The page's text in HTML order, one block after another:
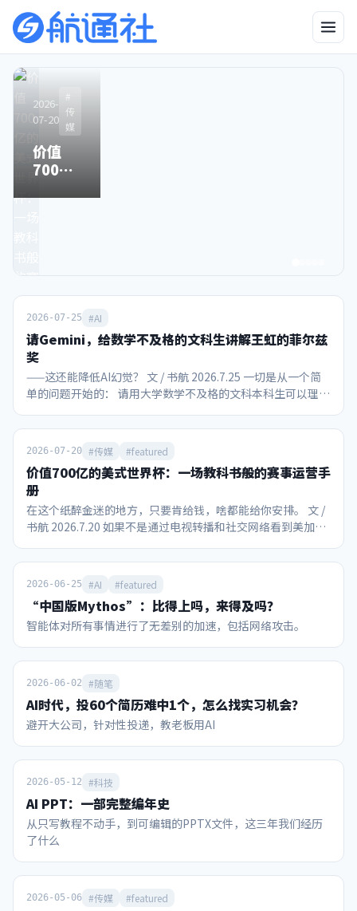
2026-
07-20
#
传
媒
价值
700亿
赛事运
营手册
2026-06-25
“中国版
Mythos”：
比得上吗，
来得及吗？
2026-
05-06
#
传
媒
别了，
星空卫
04-23 #AI
有图也
无真相
的时
代，终
2026-
03-25
#
传
媒
Sora关
停之
2026-07-25 #AI
请Gemini，给数学不及格的文科生讲解王虹的菲尔兹
奖
——这还能降低AI幻觉？ 文 / 书航 2026.7.25 一切是从一个简
单的问题开始的： 请用大学数学不及格的文科本科生可以理解
Gemini 3.1 Pro时，社长已知该模型的能力和局限： 对网页搜
索的整合能力强 有够用的上下文长度和“大海捞针”能力，尽
管不是最好的 本质上还是概率机器，不可能懂自己在说什么
最大的缺点还是会迎合说话人，且提示词难以根源破解 然后我
跟Gemini聊了一个小时，最终得出的结论居然包括：王虹教
授研究的数学问题，可能会在实际应用后提升大语言模型和图
片生成等扩散模型的防幻觉能力。 ……？？ 我开始怀疑我大
学数学不及格是因为教材和老师教的不好，而Gemini如果没
有幻觉可能是个非常好的教材，至少达到了让我看起来像是懂
了的目的。 由于我没有任何数学家人脉，因此本文可能只有发
言”，相信本文依然能作为一个参考案例，看看没有教育资源
的人，只用大众接触到的AI做教学辅助的实际效果。 声明：
作者不具备凭借自身的知识水平独立对本文说法进行事实核查
的能力。 所有对话为如实转录，包含了作者本人和AI可能的认
知错误或幻觉，不可以未经求证直接取用。 在阅读万字长文之
前，首先请看Gemini自行整理的脱水版问答： 请用文科生可
以理解的语言解释挂谷猜想和王虹的工作。 挂谷猜想探讨了一
根针在平面旋转360度，扫过面积可无限趋近于零的奇观。而
王虹教授利用“代数剪刀”证明了线段在高维空间中无法无限
重叠，守住了这个幽灵几何体的“维度骨架”。 怎么画才能让
针的身子不离开桌面，并把面积压到更小？有没有直观展示？
数学家利用类似“打三把方向让车掉头”的方法，以及将形状
切碎、重叠的滑行通道，让针在做极小转动的同时紧贴桌面完
成360度旋转。（视频） 视频里展示的是已知面积最小的挂谷
集吗？ 视频只是为了让肉眼看清通道而仅切分了有限次的“障
眼法”，真正的挂谷集是切分了无限次、内部实体面积被彻底
掏空只剩线条骨架的“幽灵海绵”。 如果无穷极限都成立，为
什么面积趋近于零还需要证明？ 因为人类的直觉在处理无限时
2026-07-20 #传媒 #featured
价值700亿的美式世界杯：一场教科书般的赛事运营手
册
在这个纸醉金迷的地方，只要肯给钱，啥都能给你安排。 文 /
书航 2026.7.20 如果不是通过电视转播和社交网络看到美加墨
性赛事能引爆如此强烈的消费狂热，也难怪国际足联对主办方
美国的“配合度”如此之高。 首先不得不提的是现场观赛的球
迷热情。在决赛当天，比赛现场还笼罩着从加拿大传过来的山
火雾霾，美国多个城市是这一天全球空气质量最差的城市。即
便如此，纽约/新泽西大都会人寿体育场还是被8万个球迷填得
满满当当。观众席不乏阿尔卡拉斯、小威等网坛明星，加上特
朗普和因凡蒂诺并肩观赛。决赛前48小时，黄牛票价最低还要
9753美元，最高炒到69786美元，国际足联官方转售平台上甚
注，中场休息期间，也在世界杯历史上首次举办了“中场
秀”，麦当娜、夏奇拉、防弹少年团BTS、贾斯汀·比伯同台
参与。主办方之一的美国宁可让中场休息时间超出赛事规定，
也要模仿“超级碗”增加中场秀环节，以此创造门票和电视直
播卖点。 这届世界杯也借鉴了美国另一大全民赛事——NBA的
一个重要环节，就是售卖所谓的冠军戒指。凭借官方认证和颁
发证书。冠军戒指可以象征性地把大力神杯的金色荣耀，分享
给那些愿意掏钱购买的人。当然分享荣耀的代价不菲，7月16
日FIFA冠军戒指官宣，2026枚限量戒指中面向球迷发售的
1996枚每枚15万美元，理论上销售额约3亿美元，这种创收手
段也是历史首创。 通过梳理，我们可以发现，从赞助商政策、
门票销售、电视转播、IP衍生这几个领域评价，2026年美加墨
2026-06-25 #AI #featured
“中国版Mythos”：比得上吗，来得及吗？
智能体对所有事情进行了无差别的加速，包括网络攻击。
2026-06-02 #随笔
AI时代，投60个简历难中1个，怎么找实习机会？
避开大公司，针对性投递，教老板用AI
2026-05-12 #科技
AI PPT：一部完整编年史
从只写教程不动手，到可编辑的PPTX文件，这三年我们经历
了什么
2026-05-06 #传媒 #featured